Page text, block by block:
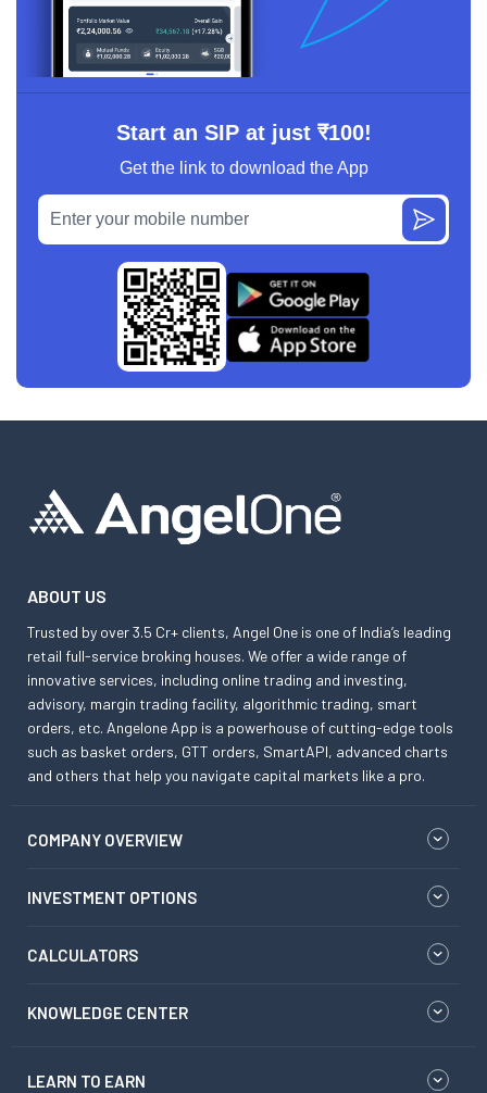
Start an SIP at just ₹100!
Get the link to download the App
ABOUT US
Trusted by over 3.5 Cr+ clients, Angel One is one of India’s leading
retail full-service broking houses. We offer a wide range of
innovative services, including online trading and investing,
advisory, margin trading facility, algorithmic trading, smart
orders, etc. Angelone App is a powerhouse of cutting-edge tools
such as basket orders, GTT orders, SmartAPI, advanced charts
and others that help you navigate capital markets like a pro.
COMPANY OVERVIEW
INVESTMENT OPTIONS
CALCULATORS
KNOWLEDGE CENTER
LEARN TO EARN